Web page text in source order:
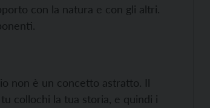
con la natura e con gli altri.
non è un concetto astratto. Il
collochi la tua storia, e quindi i